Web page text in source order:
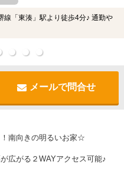
線「東湊」駅より徒歩4分♪ 通勤や
メールで問合せ
南向きの明るいお家☆
広がる２WAYアクセス可能♪